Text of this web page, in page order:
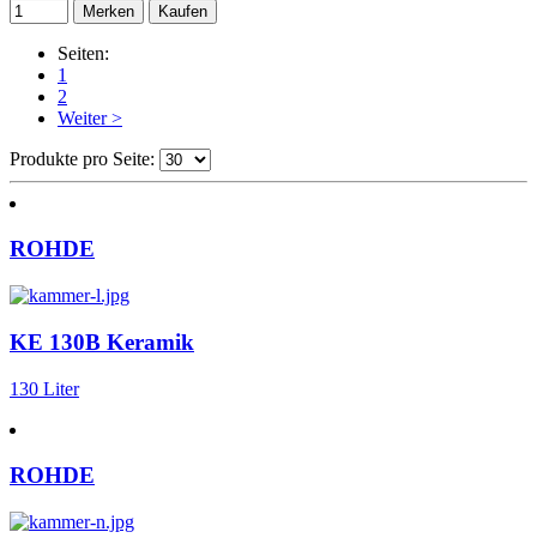
Merken Kaufen
Seiten:
1
2
Weiter >
Produkte pro Seite:
ROHDE
KE 130B Keramik
130 Liter
ROHDE